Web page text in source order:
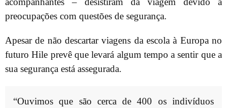
preocupações com questões de segurança.
Apesar de não descartar viagens da escola à Europa no
futuro Hile prevê que levará algum tempo a sentir que a
sua segurança está assegurada.
“Ouvimos que são cerca de 400 os indivíduos